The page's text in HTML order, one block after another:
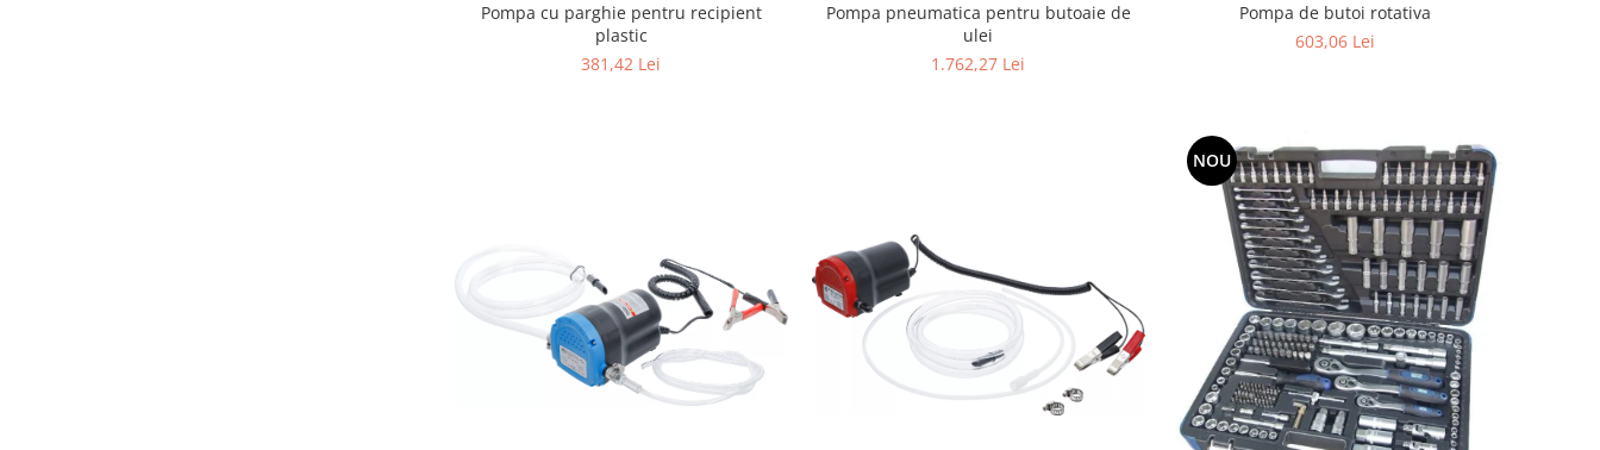
Pompa cu parghie pentru recipient
plastic
381,42 Lei
Pompa pneumatica pentru butoaie de
ulei
1.762,27 Lei
Pompa de butoi rotativa
603,06 Lei
NOU